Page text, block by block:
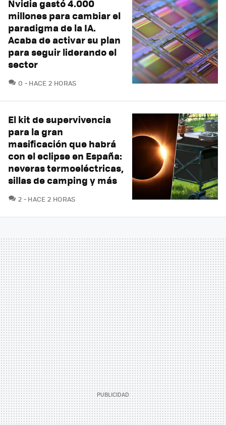
Nvidia gastó 4.000
millones para cambiar el
paradigma de la IA.
Acaba de activar su plan
para seguir liderando el
sector
0 COMENTARIOS
HACE 2 HORAS
El kit de supervivencia
para la gran
masificación que habrá
con el eclipse en España:
neveras termoeléctricas,
sillas de camping y más
2 COMENTARIOS
HACE 2 HORAS